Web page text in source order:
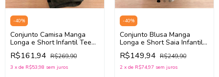
-40%
Conjunto Camisa Manga
Longa e Short Infantil Teen
Menina Infanti 90509
(Bege/Off White/Verde)
R$161,94 R$269,90
3 x de R$53,98 sem juros
-40%
Conjunto Blusa Manga
Longa e Short Saia Infantil
Teen Menina Infanti 90351
(Bege Escuro/Marrom)
R$149,94 R$249,90
2 x de R$74,97 sem juros